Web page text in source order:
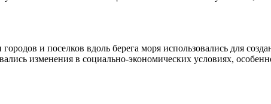
и поселков вдоль берега моря использовались для
изменения в социально-экономических условиях,